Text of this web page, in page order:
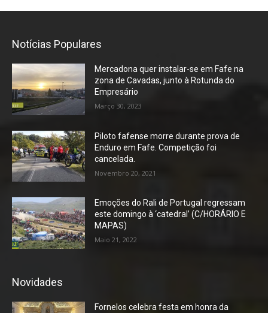
Notícias Populares
Mercadona quer instalar-se em Fafe na
zona de Cavadas, junto à Rotunda do
Empresário
Março 30, 2023
Piloto fafense morre durante prova de
Enduro em Fafe. Competição foi
cancelada.
Novembro 20, 2021
Emoções do Rali de Portugal regressam
este domingo à ‘catedral’ (C/HORÁRIO E
MAPAS)
Maio 21, 2022
Novidades
Fornelos celebra festa em honra da